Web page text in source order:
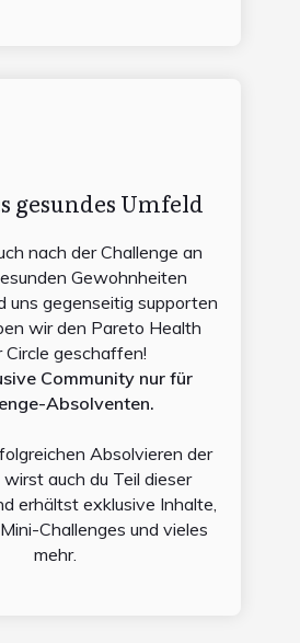
gesundes Umfeld
nach der Challenge an
Gewohnheiten
uns gegenseitig supporten
wir den Pareto Health
Circle geschaffen!
Community nur für
Absolventen.
Absolvieren der
wirst auch du Teil dieser
erhältst exklusive Inhalte,
Challenges und vieles
mehr.